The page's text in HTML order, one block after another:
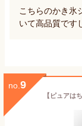
こちらのかき氷
いて高品質です
no. 9